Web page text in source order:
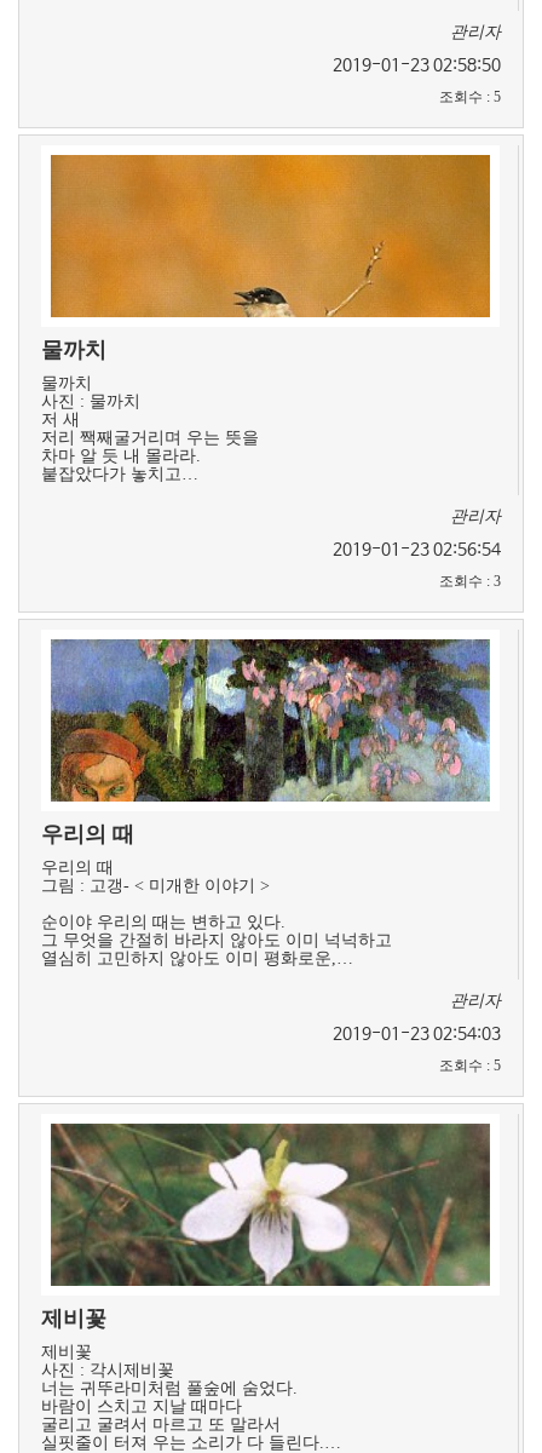
관리자
2019-01-23 02:58:50
조회수 : 5
물까치
물까치
사진 : 물까치
저 새
저리 짹째굴거리며 우는 뜻을
차마 알 듯 내 몰라라.
붙잡았다가 놓치고…
관리자
2019-01-23 02:56:54
조회수 : 3
우리의 때
우리의 때
그림 : 고갱- < 미개한 이야기 >
순이야 우리의 때는 변하고 있다.
그 무엇을 간절히 바라지 않아도 이미 넉넉하고
열심히 고민하지 않아도 이미 평화로운,…
관리자
2019-01-23 02:54:03
조회수 : 5
제비꽃
제비꽃
사진 : 각시제비꽃
너는 귀뚜라미처럼 풀숲에 숨었다.
바람이 스치고 지날 때마다
굴리고 굴려서 마르고 또 말라서
실핏줄이 터져 우는 소리가 다 들린다.…